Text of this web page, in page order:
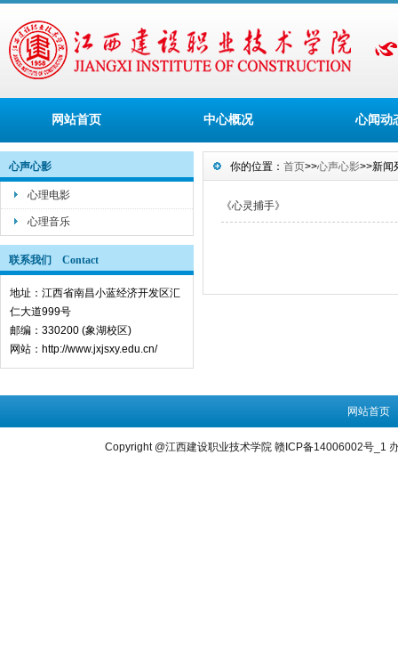
网站首页 中心概况 心闻动
心声心影
心理电影
心理音乐
联系我们 Contact
地址：江西省南昌小蓝经济开发区汇
仁大道999号
邮编：330200 (象湖校区)
网站：http://www.jxjsxy.edu.cn/
你的位置： 首页>>心声心影>>新闻
《心灵捕手》
网站首页
Copyright @江西建设职业技术学院 赣ICP备14006002号_1